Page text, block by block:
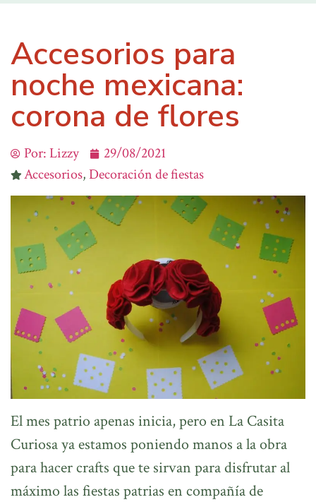
Accesorios para
noche mexicana:
corona de flores
Por:Lizzy
29/08/2021
Accesorios,Decoración de fiestas
El mes patrio apenas inicia, pero en La Casita
Curiosa ya estamos poniendo manos a la obra
para hacer crafts que te sirvan para disfrutar al
máximo las fiestas patrias en compañía de